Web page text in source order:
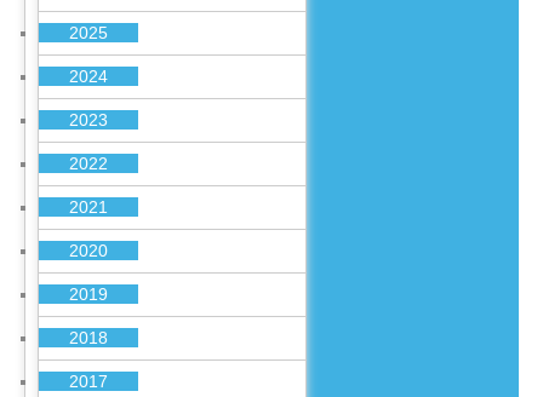
2025
2024
2023
2022
2021
2020
2019
2018
2017